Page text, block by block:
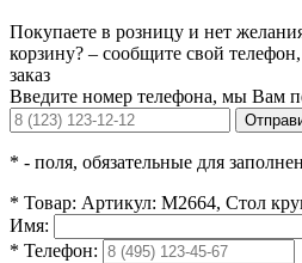
Покупаете в розницу и нет
корзину? – сообщите свой
заказ
Введите номер телефона, мы Вам
* - поля, обязательные для
* Товар: Артикул: М2664, Стол
Имя:
* Телефон: